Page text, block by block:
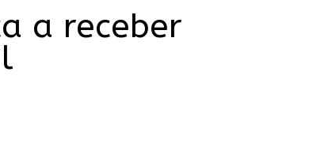
a receber